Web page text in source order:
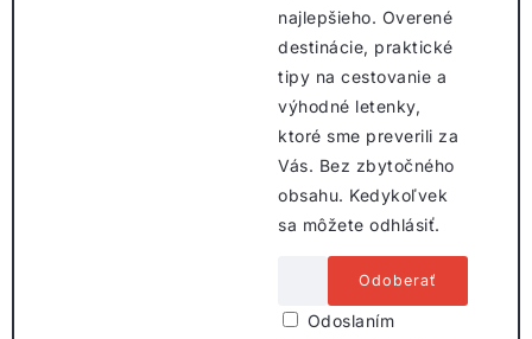
najlepšieho. Overené
destinácie, praktické
tipy na cestovanie a
výhodné letenky,
ktoré sme preverili za
Vás. Bez zbytočného
obsahu. Kedykoľvek
sa môžete odhlásiť.
Odoslaním